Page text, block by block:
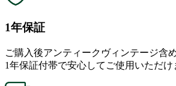
1年保証
ご購入後アンティークヴィンテージ含
1年保証付帯で安心してご使用いただけ